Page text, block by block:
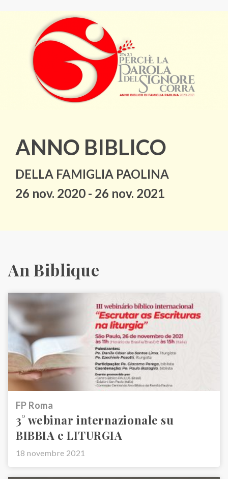
ANNO BIBLICO
DELLA FAMIGLIA PAOLINA
26 nov. 2020 - 26 nov. 2021
An Biblique
FP Roma
3° webinar internazionale su
BIBBIA e LITURGIA
18 novembre 2021